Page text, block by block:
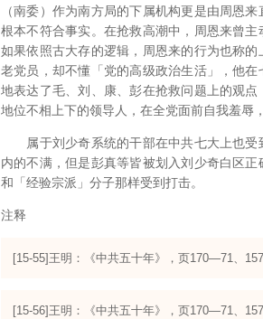
（南委）作为南方局的下属机构更是由周恩
根本不符合事实。在抢救高潮中，周恩来曾
如果依照古大存的逻辑，周恩来的行为也称
老党员，却不懂「党的高级政治生活」，他
地表达了毛、刘、康、彭在抢救问题上的观
地位不相上下的领导人，在全党面前自我羞辱
属于刘少奇系统的干部在中共七大上也受
内的不满，但是彭真等皆被划入刘少奇白区
和「经验宗派」分子那样受到打击。
注释
[15-55]王明：《中共五十年》，页170—71、157
[15-56]王明：《中共五十年》，页170—71、157